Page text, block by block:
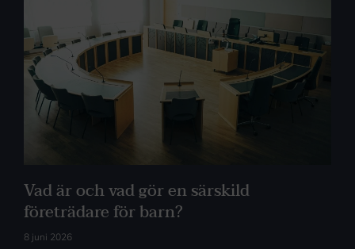
Vad är och vad gör en särskild
företrädare för barn?
8 juni 2026